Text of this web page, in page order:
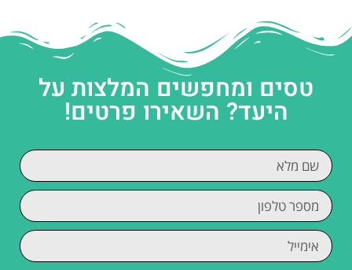
טסים ומחפשים המלצות על
היעד? השאירו פרטים!